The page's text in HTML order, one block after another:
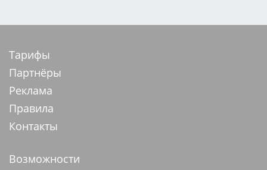
Тарифы
Партнёры
Реклама
Правила
Контакты
Возможности